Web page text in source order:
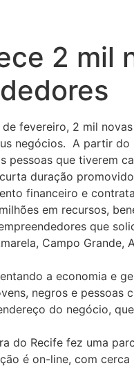
2 mil
fevereiro, 2 mil
negócios. A partir
pessoas que tiverem
duração
financeiro e
em recursos,
que
Campo Grande,
a economia e
negros e pessoas
do negócio,
do Recife fez uma
é on-line, com